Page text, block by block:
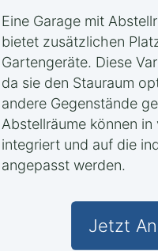
Eine Garage mit
bietet zusätzlichen
Gartengeräte. Diese
da sie den Stauraum
andere Gegenstände
Abstellräume können
integriert und auf die
angepasst werden.
Jetzt